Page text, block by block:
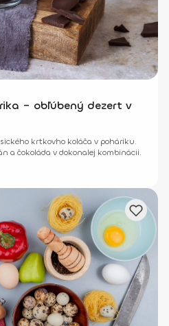
– obľúbený dezert v
krtkovho koláča v poháriku.
a čokoláda v dokonalej kombinácii.